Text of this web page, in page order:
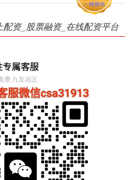
配资_股票融资_在线配资平台